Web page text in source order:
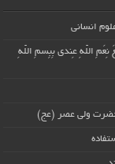
انسانی
اللّهِ عِندی بِبِسمِ اللّهِ
حضرت ولی عصر (عج)